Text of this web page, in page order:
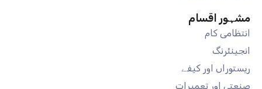
مشہور اقسام
انتظامی کام
انجینئرنگ
ریستوراں اور کیفے
صنعتی اور تعمیرات